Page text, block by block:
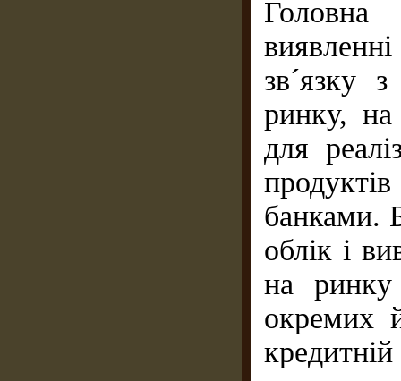
зв´яз­ку
ринку,
для
банками.
облік і
на
окремих